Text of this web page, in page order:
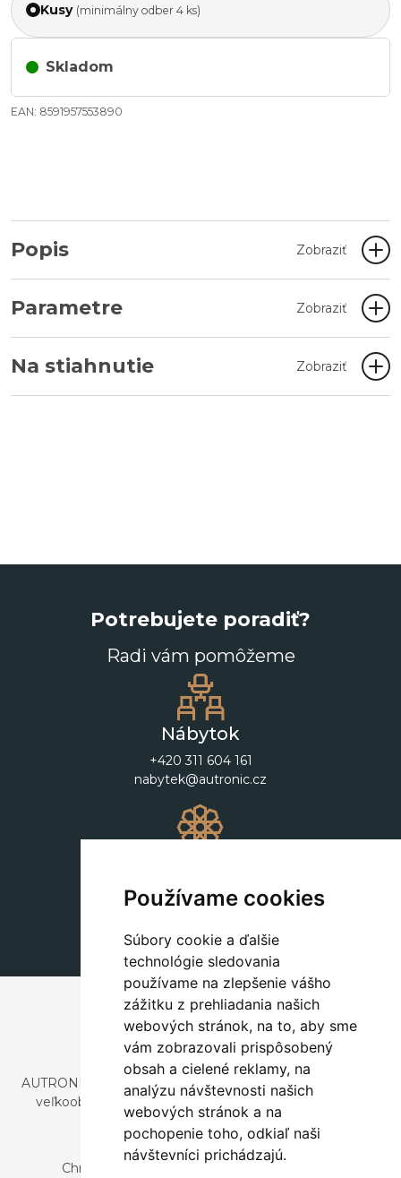
Používame cookies
Súbory cookie a ďalšie
technológie sledovania
používame na zlepšenie vášho
zážitku z prehliadania našich
webových stránok, na to, aby sme
vám zobrazovali prispôsobený
obsah a cielené reklamy, na
analýzu návštevnosti našich
webových stránok a na
pochopenie toho, odkiaľ naši
návštevníci prichádzajú.
Kusy (minimálny odber 4 ks)
Skladom
EAN: 8591957553890
Popis Zobraziť
Parametre Zobraziť
Na stiahnutie Zobraziť
Potrebujete poradiť?
Radi vám pomôžeme
Nábytok
+420 311 604 161
nabytek@autronic.cz
+420 311 604 182
dekorace@autronic.cz
AUTRONIC, s.r.o. je spoločnosť zaoberajúca sa dovozom a
veľkoobchodným predajom dizajnového aj štýlového
nábytku a dekorácií.
Česká republika
Chrustenice 270, 267 12 Loděnice u Berouna